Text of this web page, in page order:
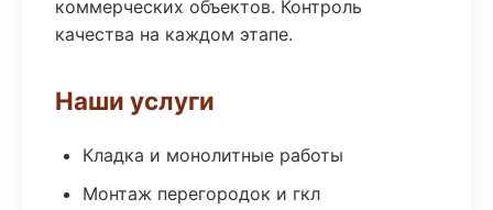
коммерческих объектов. Контроль
качества на каждом этапе.
Наши услуги
Кладка и монолитные работы
Монтаж перегородок и гкл